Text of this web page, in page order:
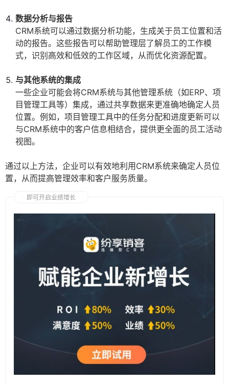
数据分析与报告
CRM系统可以通过数据分析功能，生成关于员工位置和活
动的报告。这些报告可以帮助管理层了解员工的工作模
式，识别高效和低效的工作区域，从而优化资源配置。
与其他系统的集成
一些企业可能会将CRM系统与其他管理系统（如ERP、项
目管理工具等）集成，通过共享数据来更准确地确定人员
位置。例如，项目管理工具中的任务分配和进度更新可以
与CRM系统中的客户信息相结合，提供更全面的员工活动
视图。
通过以上方法，企业可以有效地利用CRM系统来确定人员位
置，从而提高管理效率和客户服务质量。
即可开启业绩增长